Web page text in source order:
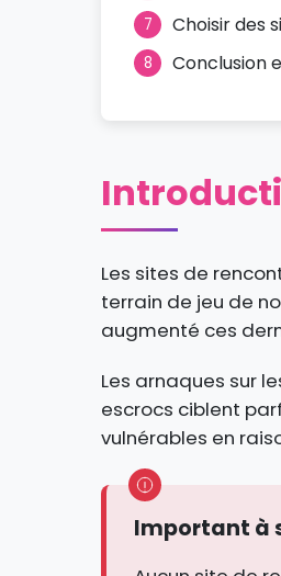
7 Choisir des
8 Conclusion
Les sites de
terrain de jeu de
augmenté ces
Les arnaques sur
escrocs ciblent
vulnérables en
Important à